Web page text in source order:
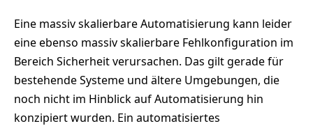
Eine massiv skalierbare Automatisierung kann leider
eine ebenso massiv skalierbare Fehlkonfiguration im
Bereich Sicherheit verursachen. Das gilt gerade für
bestehende Systeme und ältere Umgebungen, die
noch nicht im Hinblick auf Automatisierung hin
konzipiert wurden. Ein automatisiertes